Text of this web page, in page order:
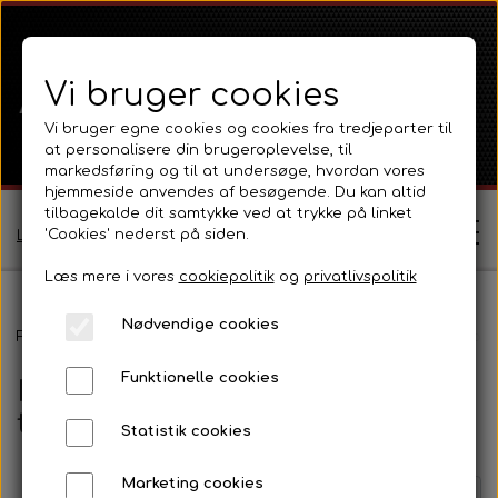
Log ind / Opret profil
Kontakt
Forside Fordson Major / Power Major / Super Major
Motordele 4 Cyl. Diesel og
tilbehør
Vi bruger cookies
Vi bruger egne cookies og cookies fra tredjeparter til
at personalisere din brugeroplevelse, til
markedsføring og til at undersøge, hvordan vores
hjemmeside anvendes af besøgende. Du kan altid
tilbagekalde dit samtykke ved at trykke på linket
'Cookies' nederst på siden.
Læs mere i vores cookiepolitikog privatlivspolitik
Nødvendige cookies
Funktionelle cookies
Statistik cookies
Marketing cookies